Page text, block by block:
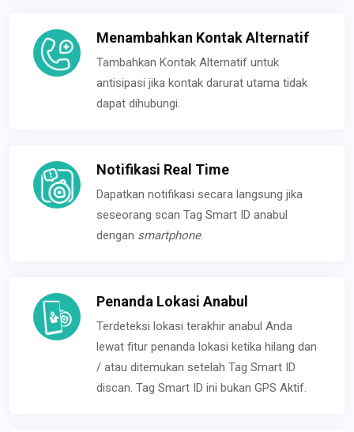
Menambahkan Kontak Alternatif
Tambahkan Kontak Alternatif untuk
antisipasi jika kontak darurat utama tidak
dapat dihubungi.
Notifikasi Real Time
Dapatkan notifikasi secara langsung jika
seseorang scan Tag Smart ID anabul
dengan smartphone.
Penanda Lokasi Anabul
Terdeteksi lokasi terakhir anabul Anda
lewat fitur penanda lokasi ketika hilang dan
/ atau ditemukan setelah Tag Smart ID
discan. Tag Smart ID ini bukan GPS Aktif.